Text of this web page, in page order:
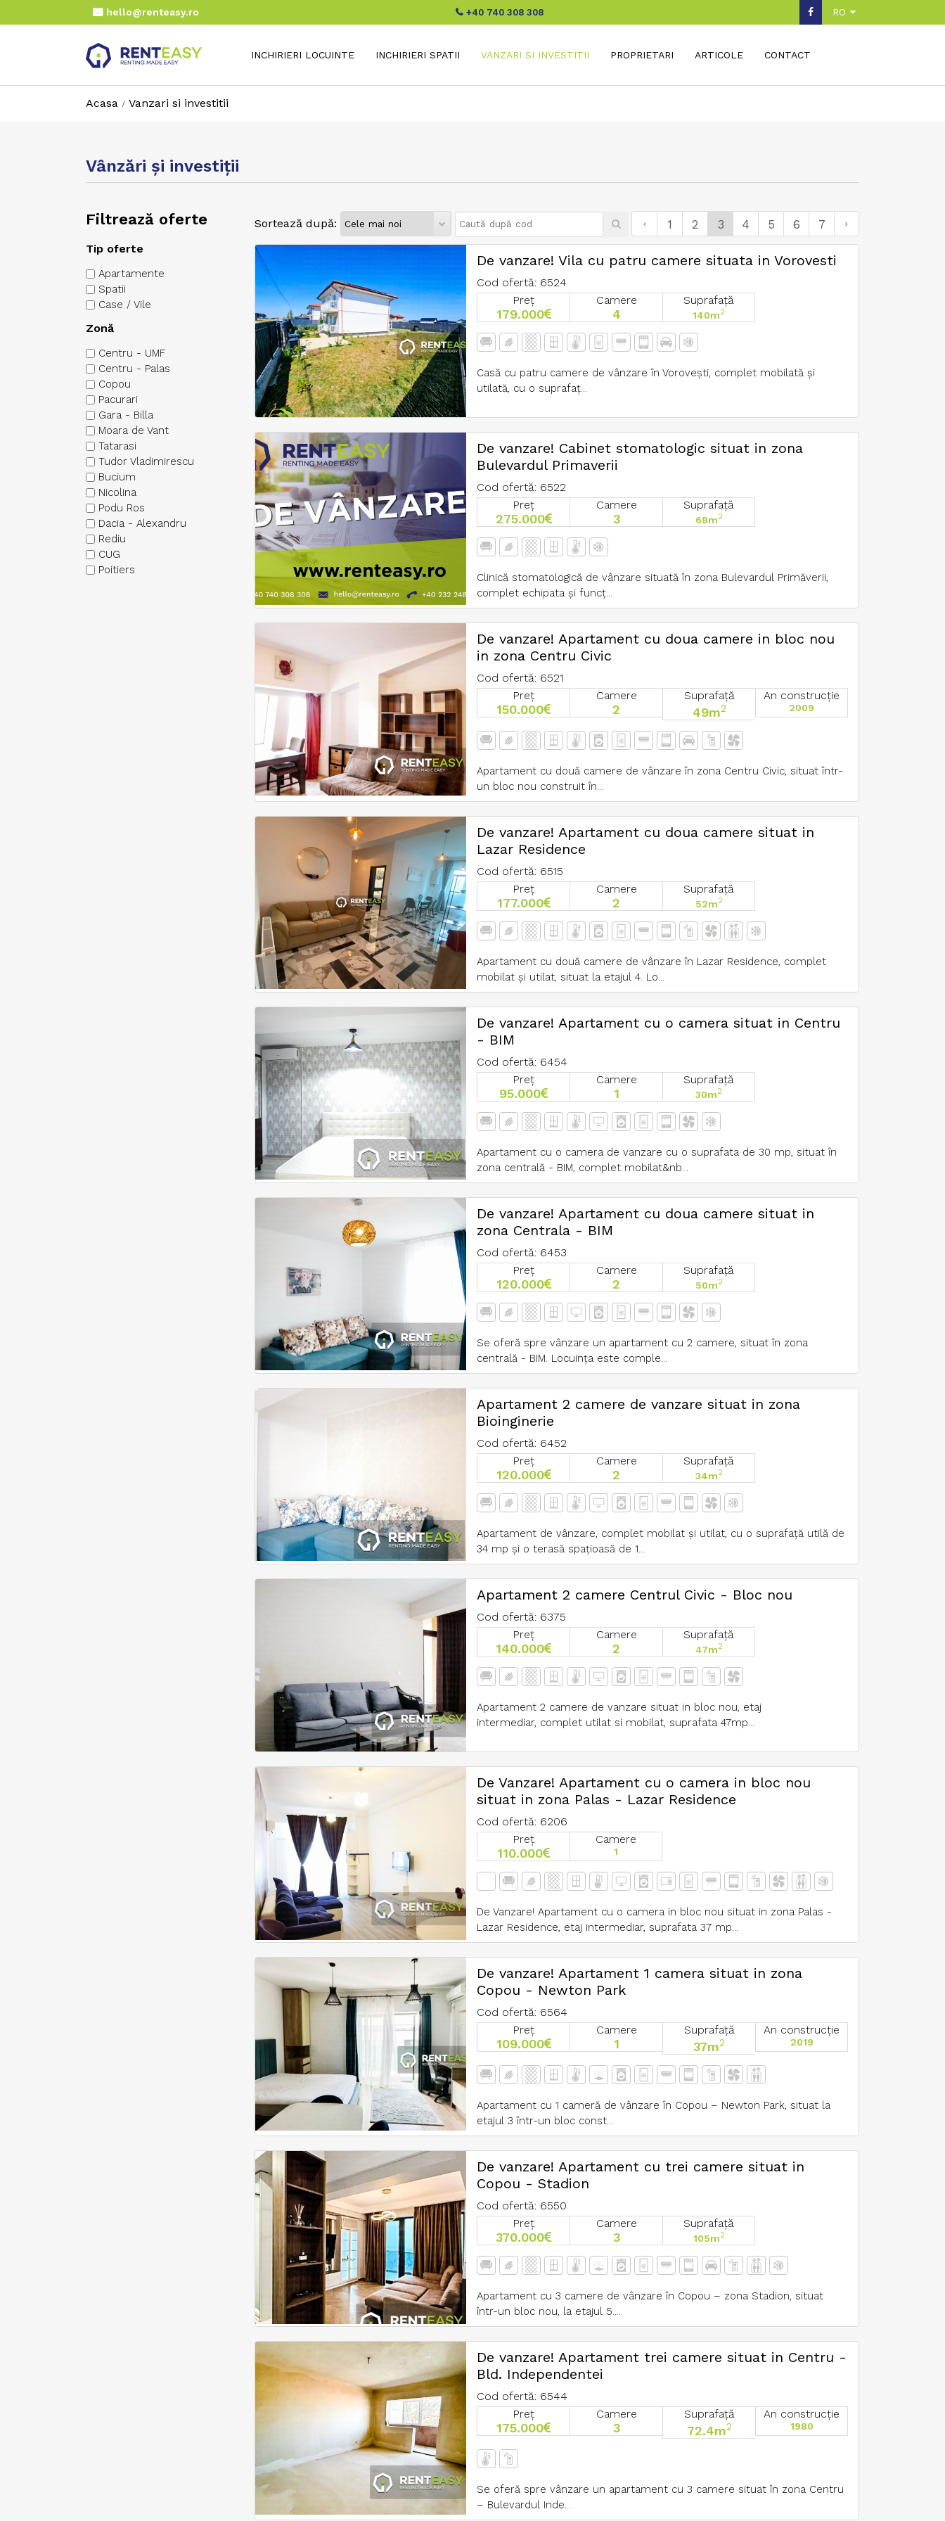
hello@renteasy.ro +40 740 308 308 RO
INCHIRIERI LOCUINTE INCHIRIERI SPATII VANZARI SI INVESTITII PROPRIETARI ARTICOLE CONTACT
Acasa Vanzari si investitii
Vânzări şi investiţii
Filtrează oferte
Tip oferte
Apartamente
Spatii
Case / Vile
Zonă
Centru - UMF
Centru - Palas
Copou
Pacurari
Gara - Billa
Moara de Vant
Tatarasi
Tudor Vladimirescu
Bucium
Nicolina
Podu Ros
Dacia - Alexandru
Rediu
CUG
Poitiers
Sortează după: 1 2 3 4 5 6 7
De vanzare! Vila cu patru camere situata in Vorovesti
Cod ofertă: 6524
Preț
179.000
Camere
4
Suprafață
140m2
Casă cu patru camere de vânzare în Vorovești, complet mobilată și
utilată, cu o suprafaț...
De vanzare! Cabinet stomatologic situat in zona
Bulevardul Primaverii
Cod ofertă: 6522
Preț
275.000
Camere
3
Suprafață
68m2
Clinică stomatologică de vânzare situată în zona Bulevardul Primăverii,
complet echipata și funcț...
De vanzare! Apartament cu doua camere in bloc nou
in zona Centru Civic
Cod ofertă: 6521
Preț
150.000
Camere
2
Suprafață
49m2
An construcție
2009
Apartament cu două camere de vânzare în zona Centru Civic, situat într-
un bloc nou construit în...
De vanzare! Apartament cu doua camere situat in
Lazar Residence
Cod ofertă: 6515
Preț
177.000
Camere
2
Suprafață
52m2
Apartament cu două camere de vânzare în Lazar Residence, complet
mobilat și utilat, situat la etajul 4. Lo...
De vanzare! Apartament cu o camera situat in Centru
- BIM
Cod ofertă: 6454
Preț
95.000
Camere
1
Suprafață
30m2
Apartament cu o camera de vanzare cu o suprafata de 30 mp, situat în
zona centrală - BIM, complet mobilat&nb...
De vanzare! Apartament cu doua camere situat in
zona Centrala - BIM
Cod ofertă: 6453
Preț
120.000
Camere
2
Suprafață
50m2
Se oferă spre vânzare un apartament cu 2 camere, situat în zona
centrală - BIM. Locuința este comple...
Apartament 2 camere de vanzare situat in zona
Bioinginerie
Cod ofertă: 6452
Preț
120.000
Camere
2
Suprafață
34m2
Apartament de vânzare, complet mobilat și utilat, cu o suprafață utilă de
34 mp și o terasă spațioasă de 1...
Apartament 2 camere Centrul Civic - Bloc nou
Cod ofertă: 6375
Preț
140.000
Camere
2
Suprafață
47m2
Apartament 2 camere de vanzare situat in bloc nou, etaj
intermediar, complet utilat si mobilat, suprafata 47mp...
De Vanzare! Apartament cu o camera in bloc nou
situat in zona Palas - Lazar Residence
Cod ofertă: 6206
Preț
110.000
Camere
1
De Vanzare! Apartament cu o camera in bloc nou situat in zona Palas -
Lazar Residence, etaj intermediar, suprafata 37 mp...
De vanzare! Apartament 1 camera situat in zona
Copou - Newton Park
Cod ofertă: 6564
Preț
109.000
Camere
1
Suprafață
37m2
An construcție
2019
Apartament cu 1 cameră de vânzare în Copou – Newton Park, situat la
etajul 3 într-un bloc const...
De vanzare! Apartament cu trei camere situat in
Copou - Stadion
Cod ofertă: 6550
Preț
370.000
Camere
3
Suprafață
105m2
Apartament cu 3 camere de vânzare în Copou – zona Stadion, situat
într-un bloc nou, la etajul 5....
De vanzare! Apartament trei camere situat in Centru -
Bld. Independentei
Cod ofertă: 6544
Preț
175.000
Camere
3
Suprafață
72.4m2
An construcție
1980
Se oferă spre vânzare un apartament cu 3 camere situat în zona Centru
– Bulevardul Inde...